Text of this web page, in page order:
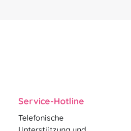
Service-Hotline
Telefonische